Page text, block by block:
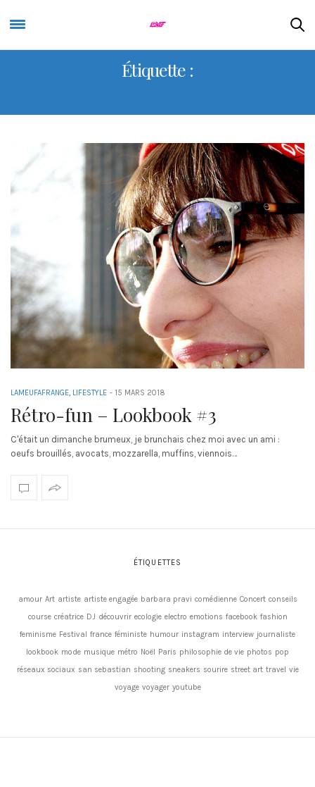
Étiquette :
LAMEUFAFRANGE, LIFESTYLE - 15 MARS 2018
Rétro-fun – Lookbook #3
C'était un dimanche brumeux, je brunchais chez moi avec un ami :
oeufs brouillés, avocats, mozzarella, muffins, viennois…
ÉTIQUETTES
amour Art artiste artiste engagée barbara pravi comédienne Concert conseils
course créatrice DJ découvrir ecologie electro emotions facebook fashion
feminisme Festival france féministe humour instagram interview journaliste
lookbook mode musique métro Noël Paris philosophie de vie photos pop
réseaux sociaux san sebastian shooting sneakers sourire street art travel vie
voyage voyager youtube